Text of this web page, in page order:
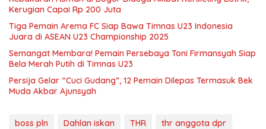
Kerugian Capai Rp 200 Juta
Tiga Pemain Arema FC Siap Bawa Timnas U23 Indonesia
Juara di ASEAN U23 Championship 2025
Semangat Membara! Pemain Persebaya Toni Firmansyah Siap
Bela Merah Putih di Timnas U23
Persija Gelar “Cuci Gudang”, 12 Pemain Dilepas Termasuk Bek
Muda Akbar Ajunsyah
boss pln Dahlan iskan THR thr anggota dpr